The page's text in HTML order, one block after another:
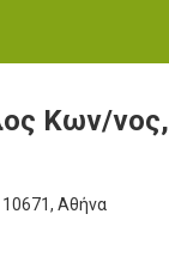
Κων/νος,
10671, Αθήνα